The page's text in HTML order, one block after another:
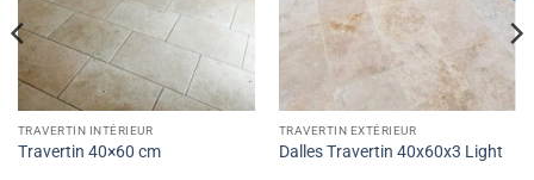
TRAVERTIN INTÉRIEUR
Travertin 40×60 cm
TRAVERTIN EXTÉRIEUR
Dalles Travertin 40x60x3 Light